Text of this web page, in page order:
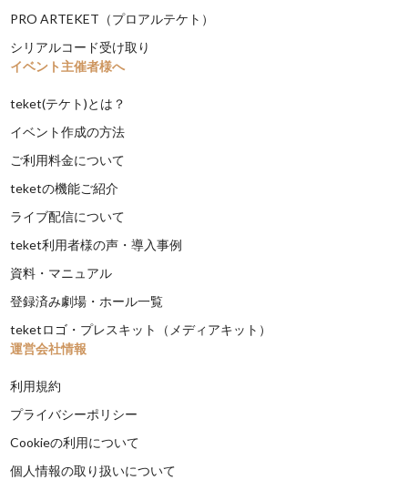
PRO ARTEKET（プロアルテケト）
シリアルコード受け取り
イベント主催者様へ
teket(テケト)とは？
イベント作成の方法
ご利用料金について
teketの機能ご紹介
ライブ配信について
teket利用者様の声・導入事例
資料・マニュアル
登録済み劇場・ホール一覧
teketロゴ・プレスキット（メディアキット）
運営会社情報
利用規約
プライバシーポリシー
Cookieの利用について
個人情報の取り扱いについて